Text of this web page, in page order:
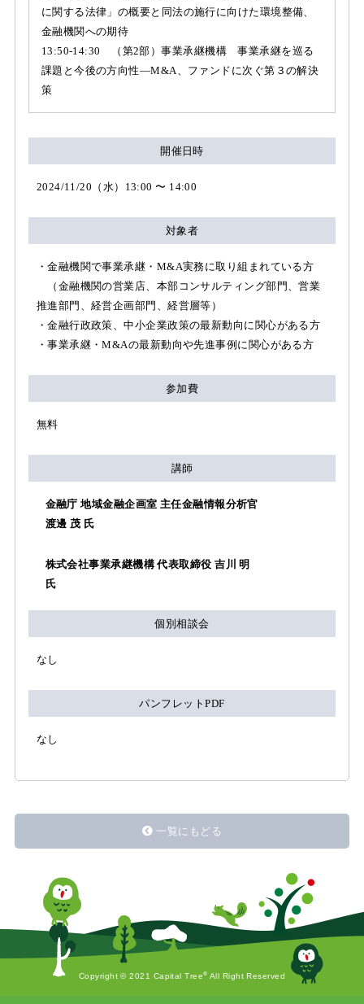
に関する法律」の概要と同法の施行に向けた環境整備、
金融機関への期待
13:50-14:30 （第2部）事業承継機構 事業承継を巡る
課題と今後の方向性―M&A、ファンドに次ぐ第３の解決
策
開催日時
2024/11/20（水）13:00 〜 14:00
対象者
・金融機関で事業承継・M&A実務に取り組まれている方
（金融機関の営業店、本部コンサルティング部門、営業
推進部門、経営企画部門、経営層等）
・金融行政政策、中小企業政策の最新動向に関心がある方
・事業承継・M&Aの最新動向や先進事例に関心がある方
参加費
無料
講師
金融庁 地域金融企画室 主任金融情報分析官
渡邊 茂 氏
株式会社事業承継機構 代表取締役 吉川 明
氏
個別相談会
なし
パンフレットPDF
なし
一覧にもどる
Copyright © 2021 Capital Tree® All Right Reserved